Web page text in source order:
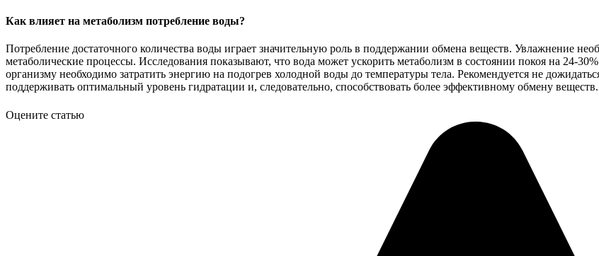
Как влияет на метаболизм потребление воды?
Потребление достаточного количества воды играет значительную роль в поддержании обмена веществ. Увлажнение
метаболические процессы. Исследования показывают, что вода может ускорить метаболизм в состоянии покоя на 24-
организму необходимо затратить энергию на подогрев холодной воды до температуры тела. Рекомендуется не
поддерживать оптимальный уровень гидратации и, следовательно, способствовать более эффективному обмену веществ.
Оцените статью